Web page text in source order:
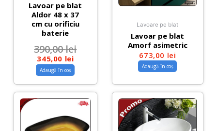
Lavoar pe blat
Aldor 48 x 37
cm cu orificiu
baterie
390,00lei
345,00 lei
Adaugă în coș
Lavoare pe blat
Lavoar pe blat
Amorf asimetric
673,00 lei
Adaugă în coș